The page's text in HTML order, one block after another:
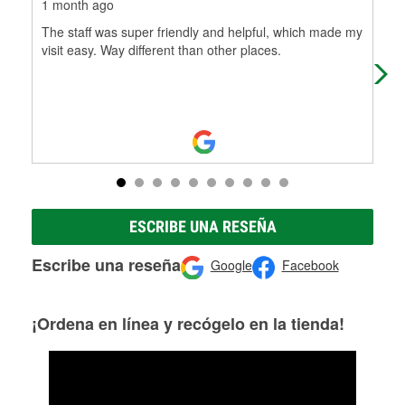
1 month ago
The staff was super friendly and helpful, which made my
visit easy. Way different than other places.
ESCRIBE UNA RESEÑA
Escribe una reseña Google Facebook
¡Ordena en línea y recógelo en la tienda!